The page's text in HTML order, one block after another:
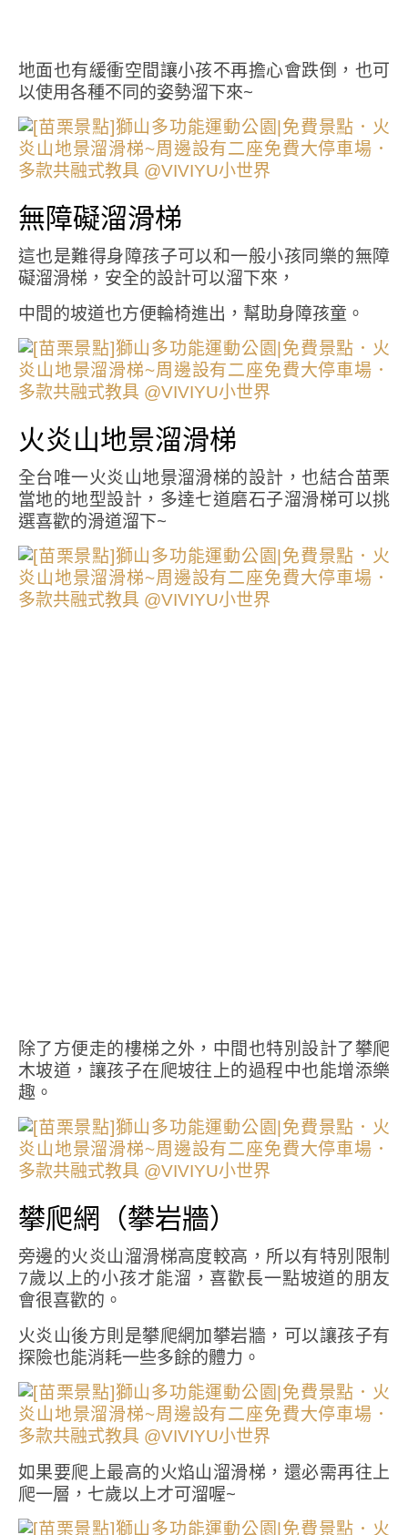
地面也有緩衝空間讓小孩不再擔心會跌倒，也可
以使用各種不同的姿勢溜下來~
無障礙溜滑梯
這也是難得身障孩子可以和一般小孩同樂的無障
礙溜滑梯，安全的設計可以溜下來，
中間的坡道也方便輪椅進出，幫助身障孩童。
火炎山地景溜滑梯
全台唯一火炎山地景溜滑梯的設計，也結合苗栗
當地的地型設計，多達七道磨石子溜滑梯可以挑
選喜歡的滑道溜下~
除了方便走的樓梯之外，中間也特別設計了攀爬
木坡道，讓孩子在爬坡往上的過程中也能增添樂
趣。
攀爬網（攀岩牆）
旁邊的火炎山溜滑梯高度較高，所以有特別限制
7歲以上的小孩才能溜，喜歡長一點坡道的朋友
會很喜歡的。
火炎山後方則是攀爬網加攀岩牆，可以讓孩子有
探險也能消耗一些多餘的體力。
如果要爬上最高的火焰山溜滑梯，還必需再往上
爬一層，七歲以上才可溜喔~